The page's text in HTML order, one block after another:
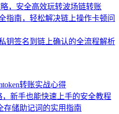
，安全高效玩转波场链转账
指南，轻松解决链上操作卡顿问
钥签名到链上确认的全流程解析
转账实战心得
，新手也能快速上手的安全教程
存储助记词的实用指南